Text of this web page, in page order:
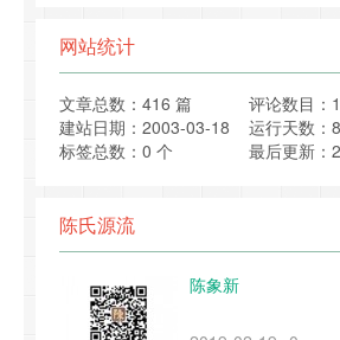
网站统计
文章总数：416 篇
评论数目：
建站日期：2003-03-18
运行天数：
标签总数：0 个
最后更新：
陈氏源流
陈象新